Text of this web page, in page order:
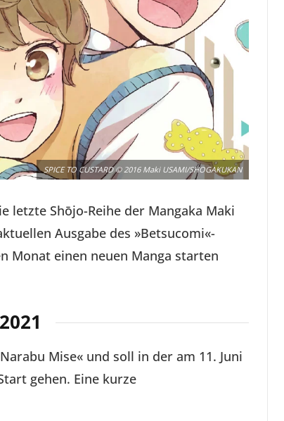
SPICE TO CUSTARD © 2016 Maki USAMI/SHOGAKUKAN
letzte Shōjo-Reihe der Mangaka Maki
Ausgabe des »Betsucomi«-
Monat einen neuen Manga starten
Mise« und soll in der am 11. Juni
gehen. Eine kurze